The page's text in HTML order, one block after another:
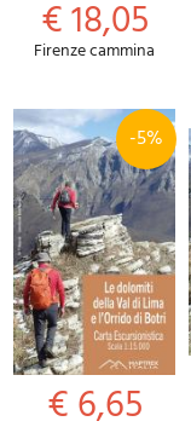
€ 18,05
Firenze cammina
-5%
€ 6,65